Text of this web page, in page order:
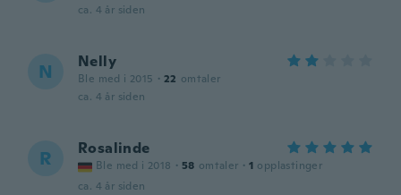
ca. 4 år siden
N Nelly
Ble med i 2015 · 22 omtaler
ca. 4 år siden
R Rosalinde
Ble med i 2018 · 58 omtaler · 1 opplastinger
ca. 4 år siden